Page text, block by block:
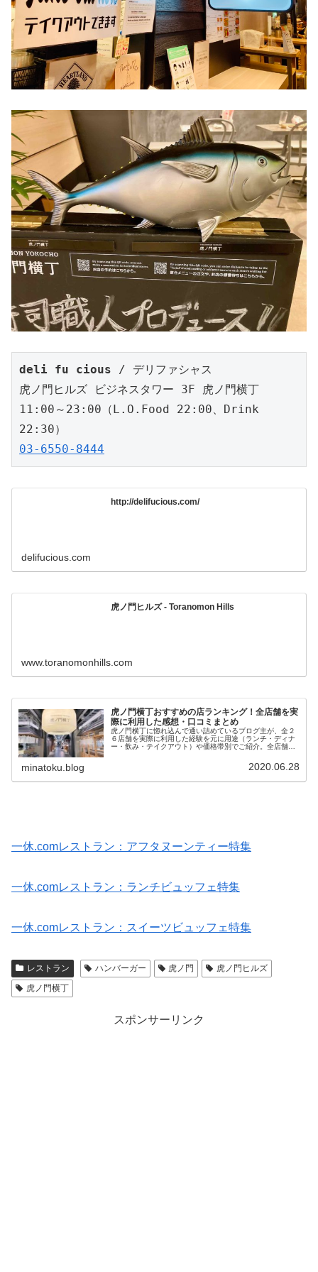
deli fu cious / デリファシャス
虎ノ門ヒルズ ビジネスタワー 3F 虎ノ門横丁
11:00～23:00（L.O.Food 22:00、Drink
03-6550-8444
http://delifucious.com/
delifucious.com
虎ノ門ヒルズ - Toranomon Hills
www.toranomonhills.com
虎ノ門横丁おすすめの店ランキング！全店舗を実
際に利用した感想・口コミまとめ
虎ノ門横丁に惚れ込んで通い詰めているブログ主が、全２
６店舗を実際に利用した経験を元に用途（ランチ・ディナ
ー・飲み・テイクアウト）や価格帯別でご紹介。全店舗メ
minatoku.blog 2020.06.28
一休.comレストラン：アフタヌーンティー特集
一休.comレストラン：ランチビュッフェ特集
一休.comレストラン：スイーツビュッフェ特集
レストラン ハンバーガー 虎ノ門
虎ノ門ヒルズ
虎ノ門横丁
スポンサーリンク